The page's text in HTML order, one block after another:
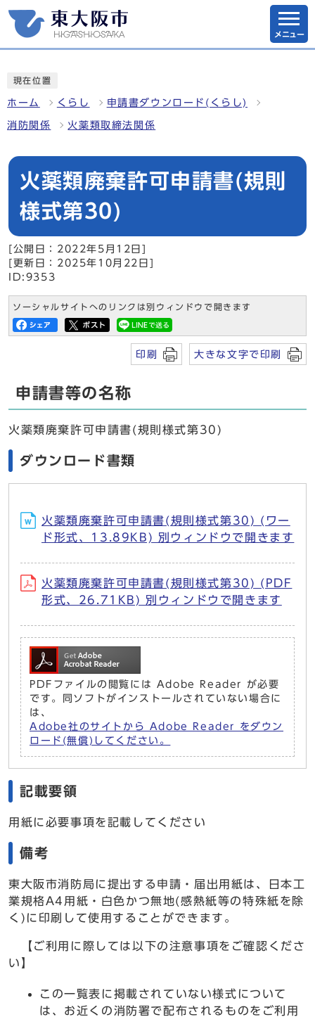
メニュー
現在位置
ホーム くらし 申請書ダウンロード(くらし)
消防関係 火薬類取締法関係
火薬類廃棄許可申請書(規則
様式第30)
[公開日：2022年5月12日]
[更新日：2025年10月22日]
ID:9353
ソーシャルサイトへのリンクは別ウィンドウで開きます
印刷 大きな文字で印刷
申請書等の名称
火薬類廃棄許可申請書(規則様式第30)
ダウンロード書類
火薬類廃棄許可申請書(規則様式第30) (ワー
ド形式、13.89KB) 別ウィンドウで開きます
火薬類廃棄許可申請書(規則様式第30) (PDF
形式、26.71KB) 別ウィンドウで開きます
PDFファイルの閲覧には Adobe Reader が必要
です。同ソフトがインストールされていない場合に
は、
Adobe社のサイトから Adobe Reader をダウン
ロード(無償)してください。
記載要領
用紙に必要事項を記載してください
備考
東大阪市消防局に提出する申請・届出用紙は、日本工
業規格A4用紙・白色かつ無地(感熱紙等の特殊紙を除
く)に印刷して使用することができます。
【ご利用に際しては以下の注意事項をご確認くださ
い】
この一覧表に掲載されていない様式について
は、お近くの消防署で配布されるものをご利用